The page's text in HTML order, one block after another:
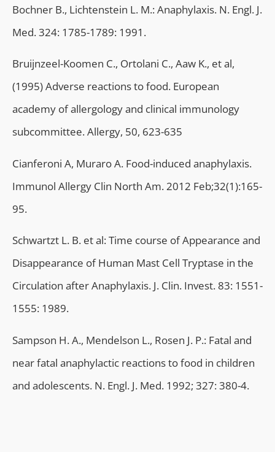
Bochner B., Lichtenstein L. M.: Anaphylaxis. N. Engl. J.
Med. 324: 1785-1789: 1991.
Bruijnzeel-Koomen C., Ortolani C., Aaw K., et al,
(1995) Adverse reactions to food. European
academy of allergology and clinical immunology
subcommittee. Allergy, 50, 623-635
Cianferoni A, Muraro A. Food-induced anaphylaxis.
Immunol Allergy Clin North Am. 2012 Feb;32(1):165-
95.
Schwartzt L. Β. et al: Time course of Αppearance and
Disappearance of Human Mast Cell Tryptase in the
Circulation after Anaphylaxis. J. Clin. Invest. 83: 1551-
1555: 1989.
Sampson Η. Α., Mendelson L., Rosen J. P.: Fatal and
near fatal anaphylactic reactions to food in children
and adolescents. N. Engl. J. Med. 1992; 327: 380-4.